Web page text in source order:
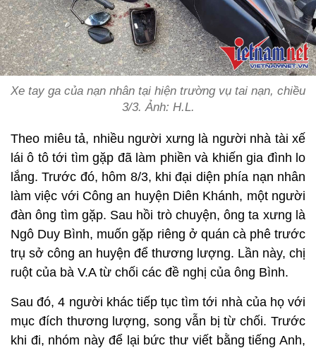
Xe tay ga của nạn nhân tại hiện trường vụ tai nạn, chiều
3/3. Ảnh: H.L.
Theo miêu tả, nhiều người xưng là người nhà tài xế
lái ô tô tới tìm gặp đã làm phiền và khiến gia đình lo
lắng. Trước đó, hôm 8/3, khi đại diện phía nạn nhân
làm việc với Công an huyện Diên Khánh, một người
đàn ông tìm gặp. Sau hồi trò chuyện, ông ta xưng là
Ngô Duy Bình, muốn gặp riêng ở quán cà phê trước
trụ sở công an huyện để thương lượng. Lần này, chị
ruột của bà V.A từ chối các đề nghị của ông Bình.
Sau đó, 4 người khác tiếp tục tìm tới nhà của họ với
mục đích thương lượng, song vẫn bị từ chối. Trước
khi đi, nhóm này để lại bức thư viết bằng tiếng Anh,